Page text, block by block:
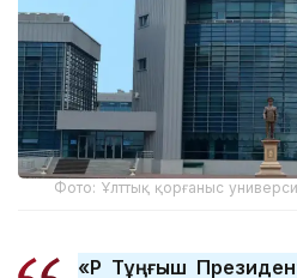
Фото: Ұлттық қорғаныс
«ҚР Тұңғыш